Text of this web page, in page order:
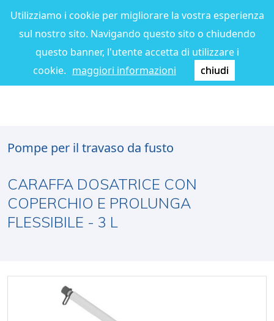
Utilizziamo i cookie per migliorare la vostra esperienza
sul nostro sito. Navigando questo sito o chiudendo
questo banner, l'utente accetta di utilizzare i
cookie. maggiori informazioni chiudi
Pompe per il travaso da fusto
CARAFFA DOSATRICE CON
COPERCHIO E PROLUNGA
FLESSIBILE - 3 L